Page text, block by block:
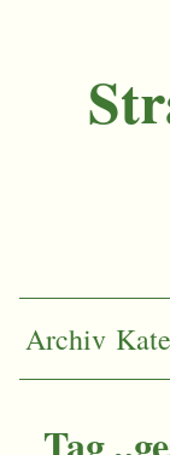
Archiv